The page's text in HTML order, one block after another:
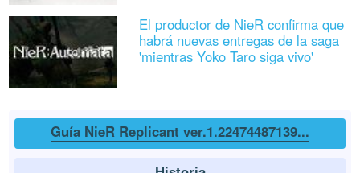
El productor de NieR confirma que
habrá nuevas entregas de la saga
'mientras Yoko Taro siga vivo'
Guía NieR Replicant ver.1.22474487139...